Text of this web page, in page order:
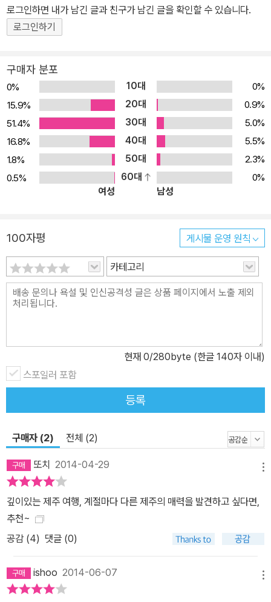
로그인하면 내가 남긴 글과 친구가 남긴 글을 확인할 수 있습니다.
로그인하기
구매자 분포
0% 10대
0%
15.9%
20대
0.9%
51.4%
30대
5.0%
16.8%
40대
5.5%
1.8%
50대
2.3%
0.5%
60대
0%
여성
남성
100자평 게시물 운영 원칙
카테고리
현재 0/280byte (한글 140자 이내)
스포일러 포함
등록
구매자 (2) 전체 (2)
또치 2014-04-29
깊이있는 제주 여행, 계절마다 다른 제주의 매력을 발견하고 싶다면,
추천~
공감 (4) 댓글 (0)
ishoo 2014-06-07